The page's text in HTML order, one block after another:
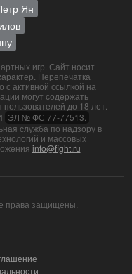
Ян
игр. Сайт носит
Перепечатка
с активной ссылкой на
могут содержать
до 18 лет.
ЭЛ № ФС 77-77513.
служба по надзору в
и массовых
info@fight.ru
права защищены.